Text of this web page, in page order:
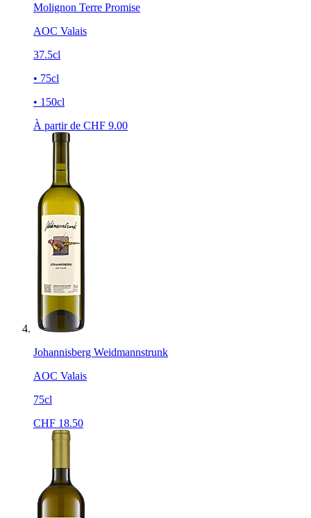
Molignon Terre Promise
AOC Valais
37.5cl
• 75cl
• 150cl
À partir de CHF 9.00
Johannisberg Weidmannstrunk
AOC Valais
75cl
CHF 18.50